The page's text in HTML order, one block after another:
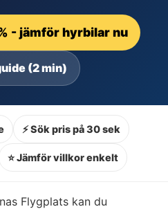
- jämför hyrbilar nu
(2 min)
⚡ Sök pris på 30 sek
⭐ Jämför villkor enkelt
Flygplats kan du